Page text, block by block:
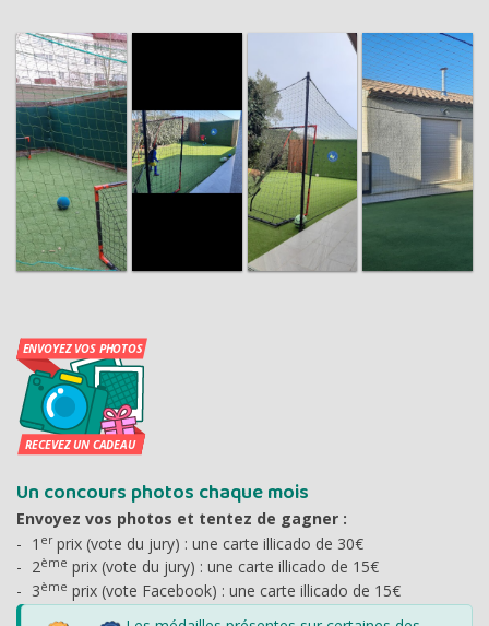
Un concours photos chaque mois
Envoyez vos photos et tentez de gagner :
1 erprix (vote du jury) : une carte illicado de 30€
2ème prix (vote du jury) : une carte illicado de 15€
3ème prix (vote Facebook) : une carte illicado de 15€